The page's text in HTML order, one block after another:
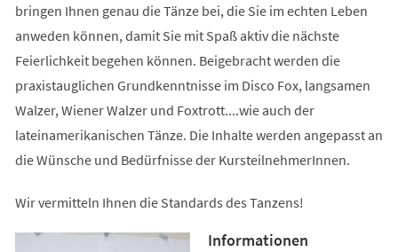
bringen Ihnen genau die Tänze bei, die Sie im echten Leben
anweden können, damit Sie mit Spaß aktiv die nächste
Feierlichkeit begehen können. Beigebracht werden die
praxistauglichen Grundkenntnisse im Disco Fox, langsamen
Walzer, Wiener Walzer und Foxtrott....wie auch der
lateinamerikanischen Tänze. Die Inhalte werden angepasst an
die Wünsche und Bedürfnisse der KursteilnehmerInnen.
Wir vermitteln Ihnen die Standards des Tanzens!
Informationen